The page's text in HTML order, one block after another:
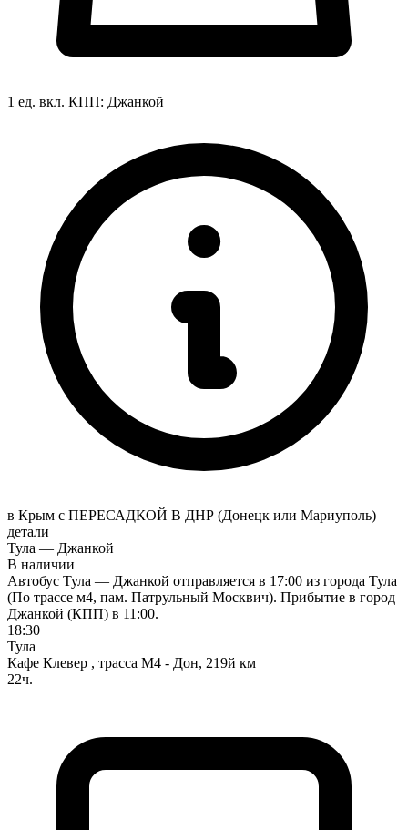
1 ед. вкл. КПП: Джанкой
в Крым с ПЕРЕСАДКОЙ В ДНР (Донецк или Мариуполь)
детали
Тула — Джанкой
В наличии
Автобус Тула — Джанкой отправляется в 17:00 из города Тула
(По трассе м4, пам. Патрульный Москвич). Прибытие в город
Джанкой (КПП) в 11:00.
18:30
Тула
Кафе Клевер , трасса М4 - Дон, 219й км
22ч.